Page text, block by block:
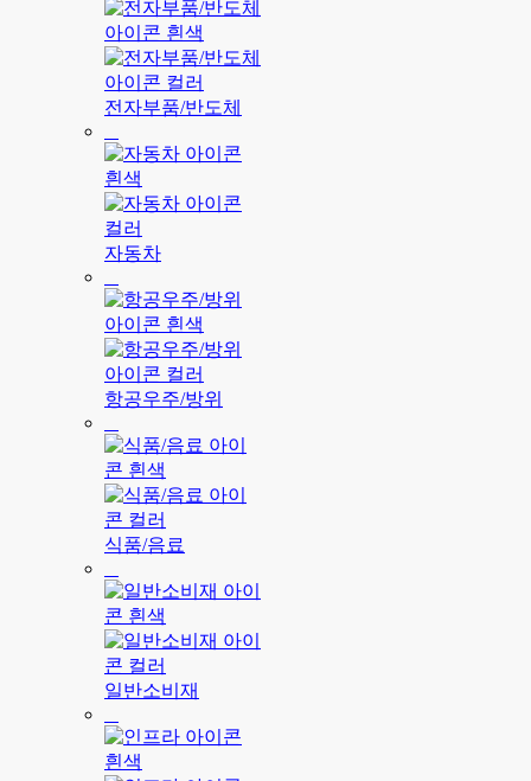
전자부품/반도체
자동차
항공우주/방위
식품/음료
일반소비재